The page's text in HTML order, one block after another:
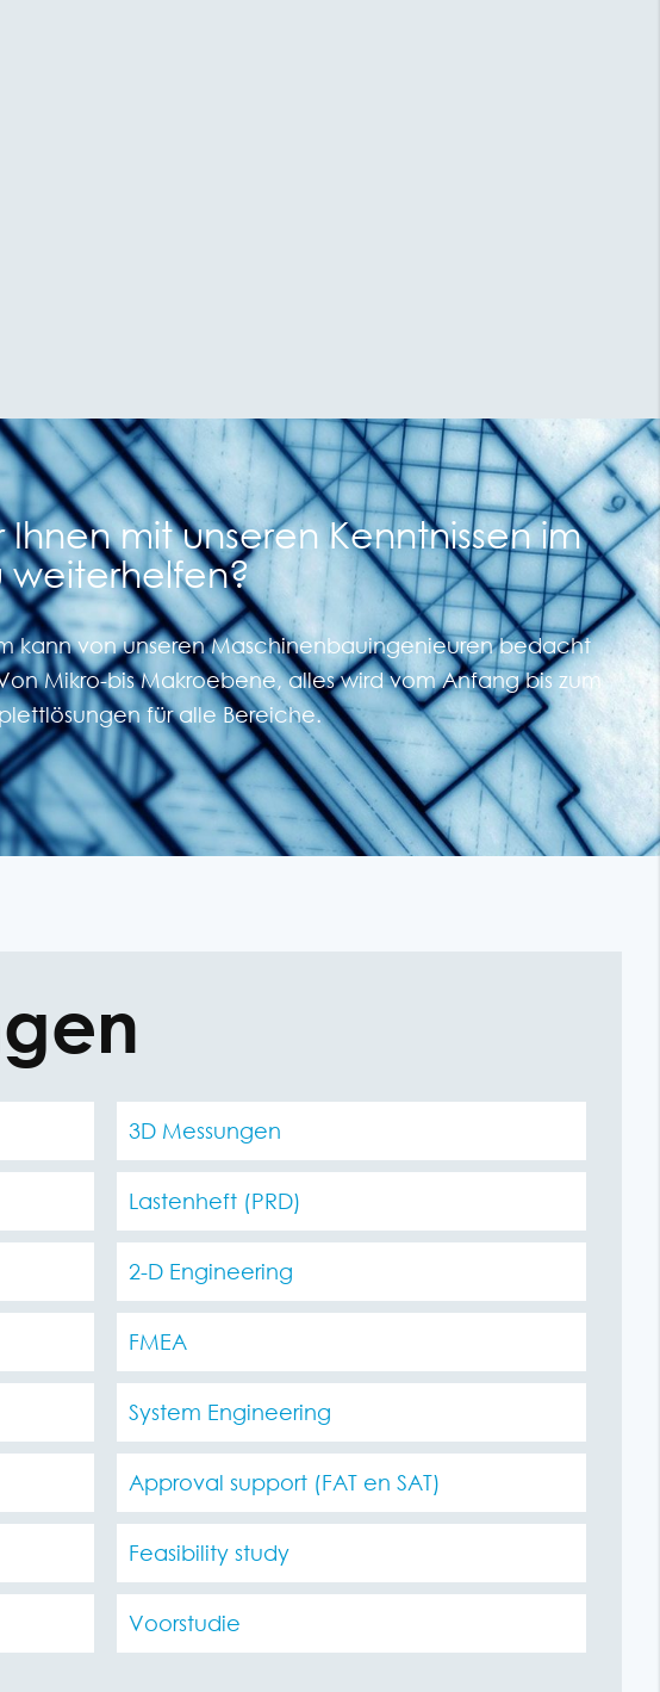
mit unseren Kenntnissen im
kann von unseren Maschinenbauingenieuren bedacht
Mikro-bis Makroebene, alles wird vom Anfang bis zum
für alle Bereiche.
3D Messungen
Lastenheft (PRD)
2-D Engineering
FMEA
System Engineering
Approval support (FAT en SAT)
Feasibility study
Voorstudie